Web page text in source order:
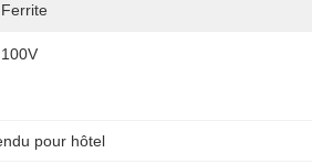
Ferrite
100V
pour hôtel